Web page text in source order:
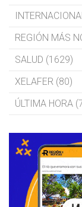
REGIÓN MÁS
SALUD (1629)
XELAFER (80)
ÚLTIMA HORA